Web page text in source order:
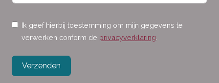
Ik geef hierbij toestemming om mijn gegevens te
verwerken conform de privacyverklaring
Verzenden